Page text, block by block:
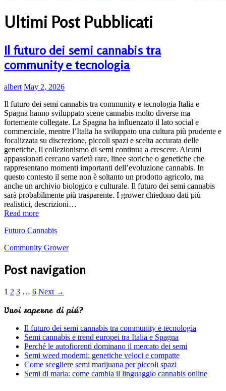
Ultimi Post Pubblicati
Il futuro dei semi cannabis tra
community e tecnologia
albert May 2, 2026
Il futuro dei semi cannabis tra community e tecnologia Italia e
Spagna hanno sviluppato scene cannabis molto diverse ma
fortemente collegate. La Spagna ha influenzato il lato social e
commerciale, mentre l’Italia ha sviluppato una cultura più prudente e
focalizzata su discrezione, piccoli spazi e scelta accurata delle
genetiche. Il collezionismo di semi continua a crescere. Alcuni
appassionati cercano varietà rare, linee storiche o genetiche che
rappresentano momenti importanti dell’evoluzione cannabis. In
questo contesto il seme non è soltanto un prodotto agricolo, ma
anche un archivio biologico e culturale. Il futuro dei semi cannabis
sarà probabilmente più trasparente. I grower chiedono dati più
realistici, descrizioni…
Read more
Futuro Cannabis
Community Grower
Post navigation
1 2 3 … 6 Next →
Vuoi saperne di piú?
Il futuro dei semi cannabis tra community e tecnologia
Semi cannabis e trend europei tra Italia e Spagna
Perché le autofiorenti dominano il mercato dei semi
Semi weed moderni: genetiche veloci e compatte
Come scegliere semi marijuana per piccoli spazi
Semi di maria: come cambia il linguaggio cannabis online